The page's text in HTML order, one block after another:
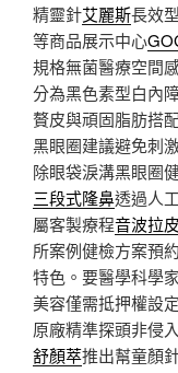
精靈針艾麗斯長效
等商品展示中心
規格無菌醫療空間
分為黑色素型白內
贅皮與頑固脂肪搭
黑眼圈建議避免刺
除眼袋淚溝黑眼圈
三段式隆鼻透過人
屬客製療程音波拉皮
所案例健檢方案預約
特色。要醫學科學
美容僅需抵押權設
原廠精準探頭非侵
舒顏萃推出幫童顏